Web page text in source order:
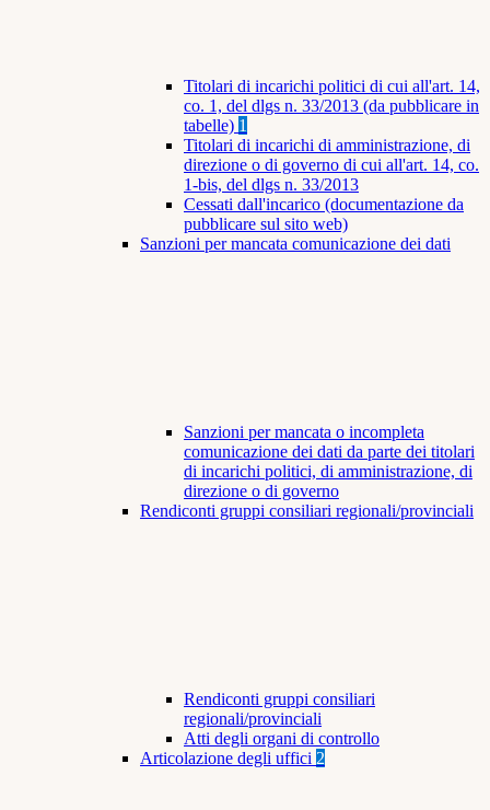
Titolari di incarichi politici di cui all'art. 14,
co. 1, del dlgs n. 33/2013 (da pubblicare in
tabelle) 1
Titolari di incarichi di amministrazione, di
direzione o di governo di cui all'art. 14, co.
1-bis, del dlgs n. 33/2013
Cessati dall'incarico (documentazione da
pubblicare sul sito web)
Sanzioni per mancata comunicazione dei dati
Sanzioni per mancata o incompleta
comunicazione dei dati da parte dei titolari
di incarichi politici, di amministrazione, di
direzione o di governo
Rendiconti gruppi consiliari regionali/provinciali
Rendiconti gruppi consiliari
regionali/provinciali
Atti degli organi di controllo
Articolazione degli uffici 2